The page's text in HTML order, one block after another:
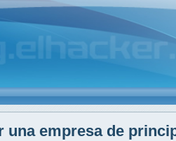
una empresa de